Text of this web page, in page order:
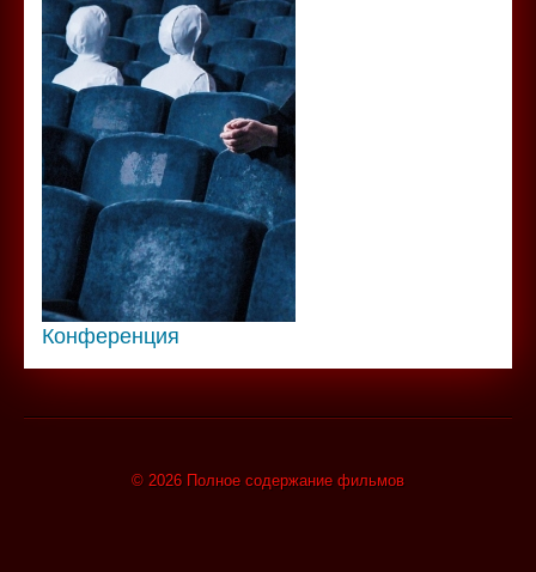
Конференция
© 2026 Полное содержание фильмов